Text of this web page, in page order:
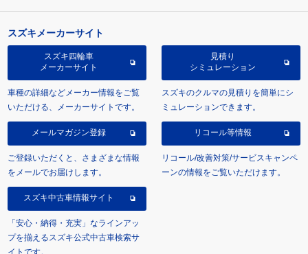
スズキメーカーサイト
スズキ四輪車
メーカーサイト
車種の詳細などメーカー情報をご覧
いただける、メーカーサイトです。
見積り
シミュレーション
スズキのクルマの見積りを簡単にシ
ミュレーションできます。
メールマガジン登録
ご登録いただくと、さまざまな情報
をメールでお届けします。
リコール等情報
リコール/改善対策/サービスキャンペ
ーンの情報をご覧いただけます。
スズキ中古車情報サイト
「安心・納得・充実」なラインアッ
プを揃えるスズキ公式中古車検索サ
イトです。